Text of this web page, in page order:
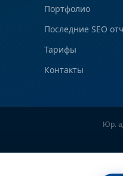
Портфолио
Последние SEO
Тарифы
Контакты
Юр.